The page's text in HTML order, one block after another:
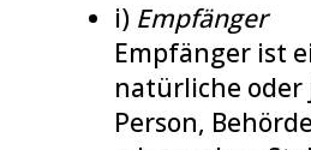
i) Empfänger
Empfänger ist
natürliche oder
Person,